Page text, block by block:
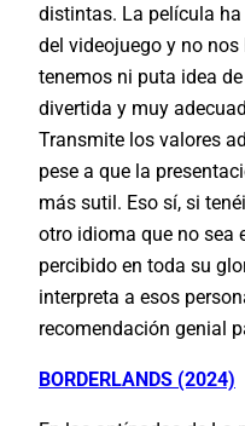
distintas. La película
del videojuego y no
tenemos ni puta idea
divertida y muy
Transmite los valores
pese a que la
más sutil. Eso sí, si
otro idioma que no sea
percibido en toda su
interpreta a esos
recomendación genial
BORDERLANDS (2024)